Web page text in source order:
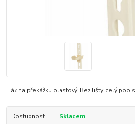
Hák na překážku plastový. Bez lišty. celý popis
Dostupnost Skladem